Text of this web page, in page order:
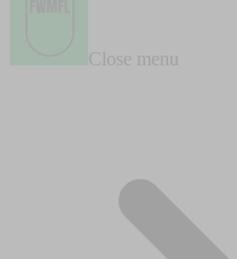
Close menu